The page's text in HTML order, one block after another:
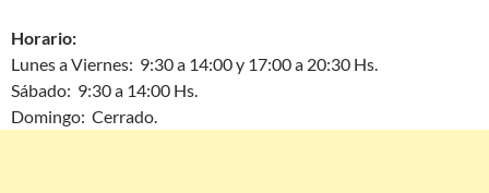
Horario:
Lunes a Viernes: 9:30 a 14:00 y 17:00 a 20:30 Hs.
Sábado: 9:30 a 14:00 Hs.
Domingo: Cerrado.